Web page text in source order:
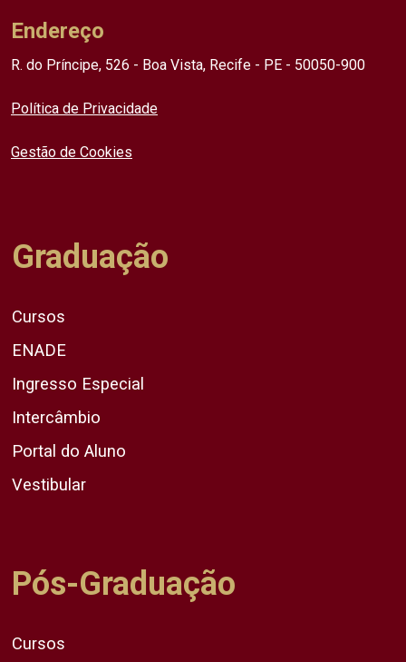
Endereço
R. do Príncipe, 526 - Boa Vista, Recife - PE - 50050-900
Política de Privacidade
Gestão de Cookies
Graduação
Cursos
ENADE
Ingresso Especial
Intercâmbio
Portal do Aluno
Vestibular
Pós-Graduação
Cursos